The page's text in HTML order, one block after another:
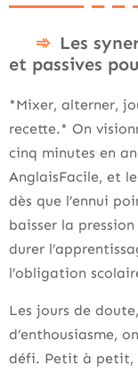
Les
et passives
*Mixer, alterner,
recette.* On
cinq minutes en
AnglaisFacile, et
dès que l’ennui
baisser la
durer
l’obligation
Les jours de
d’enthousiasme,
défi. Petit à petit,